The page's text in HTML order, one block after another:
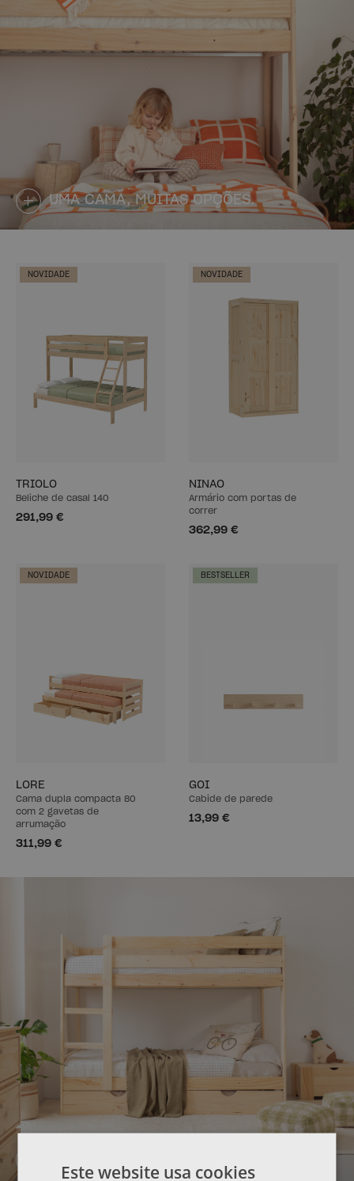
UMA CAMA, MUITAS OPÇÕES.
NOVIDADE
TRIOLO
Beliche de casal 140
291,99 €
NOVIDADE
NINAO
Armário com portas de
correr
362,99 €
NOVIDADE
LORE
Cama dupla compacta 80
com 2 gavetas de
arrumação
311,99 €
BESTSELLER
GOI
Cabide de parede
13,99 €
Este website usa cookies